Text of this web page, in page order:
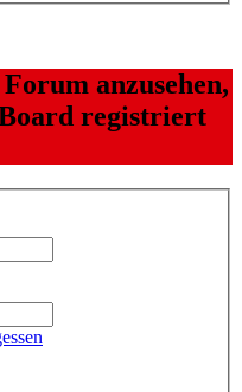
anzusehen,
Board registriert